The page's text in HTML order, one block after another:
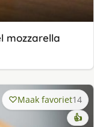
mozzarella
Maak favoriet14
👍